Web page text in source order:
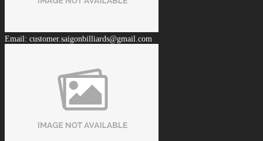
Email: customer.saigonbilliards@gmail.com